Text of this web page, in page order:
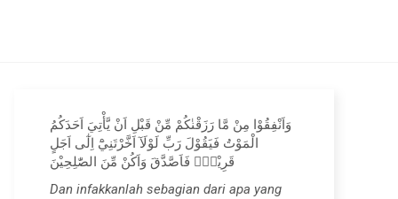
وَاَنْفِقُوْا مِنْ مَّا رَزَقْنٰكُمْ مِّنْ قَبْلِ اَنْ يَّأْتِيَ اَحَدَكُمُ
الْمَوْتُ فَيَقُوْلَ رَبِّ لَوْلَآ اَخَّرْتَنِيْٓ اِلٰٓى اَجَلٍ
قَرِيْبٍۚ فَاَصَّدَّقَ وَاَكُنْ مِّنَ الصّٰلِحِيْنَ
Dan infakkanlah sebagian dari apa yang